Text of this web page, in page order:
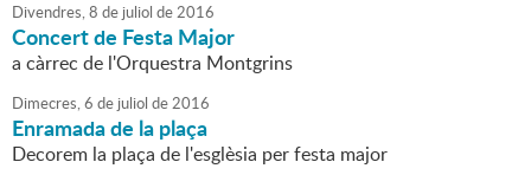
Divendres,8 de juliol de2016
Concert de Festa Major
a càrrec de l'Orquestra Montgrins
Dimecres,6 de juliol de2016
Enramada de la plaça
Decorem la plaça de l'esglèsia per festa major